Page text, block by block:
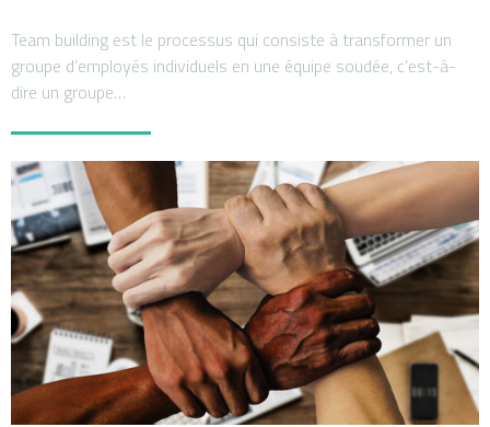
Team building est le processus qui consiste à transformer un
groupe d’employés individuels en une équipe soudée, c’est-à-
dire un groupe…